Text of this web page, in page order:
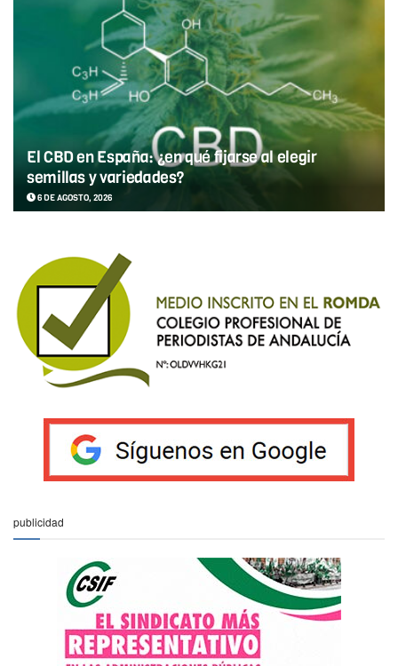
El CBD en España: ¿en qué fijarse al elegir
semillas y variedades?
6 DE AGOSTO, 2026
publicidad